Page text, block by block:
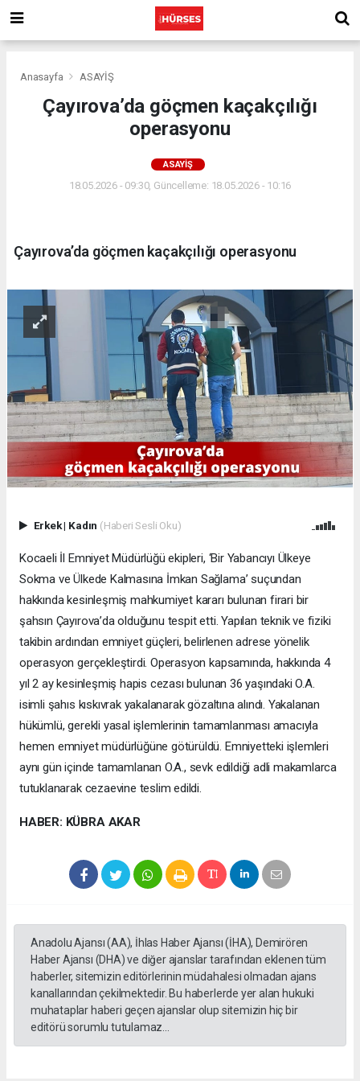
Anasayfa ASAYİŞ
Çayırova’da göçmen kaçakçılığı
operasyonu
ASAYİŞ
18.05.2026 - 09:30, Güncelleme: 18.05.2026 - 10:16
Çayırova’da göçmen kaçakçılığı operasyonu
Erkek| Kadın (Haberi Sesli Oku)
Kocaeli İl Emniyet Müdürlüğü ekipleri, ‘Bir Yabancıyı Ülkeye
Sokma ve Ülkede Kalmasına İmkan Sağlama’ suçundan
hakkında kesinleşmiş mahkumiyet kararı bulunan firari bir
şahsın Çayırova’da olduğunu tespit etti. Yapılan teknik ve fiziki
takibin ardından emniyet güçleri, belirlenen adrese yönelik
operasyon gerçekleştirdi. Operasyon kapsamında, hakkında 4
yıl 2 ay kesinleşmiş hapis cezası bulunan 36 yaşındaki O.A.
isimli şahıs kıskıvrak yakalanarak gözaltına alındı. Yakalanan
hükümlü, gerekli yasal işlemlerinin tamamlanması amacıyla
hemen emniyet müdürlüğüne götürüldü. Emniyetteki işlemleri
aynı gün içinde tamamlanan O.A., sevk edildiği adli makamlarca
tutuklanarak cezaevine teslim edildi.
HABER: KÜBRA AKAR
Anadolu Ajansı (AA), İhlas Haber Ajansı (İHA), Demirören
Haber Ajansı (DHA) ve diğer ajanslar tarafından eklenen tüm
haberler, sitemizin editörlerinin müdahalesi olmadan ajans
kanallarından çekilmektedir. Bu haberlerde yer alan hukuki
muhataplar haberi geçen ajanslar olup sitemizin hiç bir
editörü sorumlu tutulamaz...